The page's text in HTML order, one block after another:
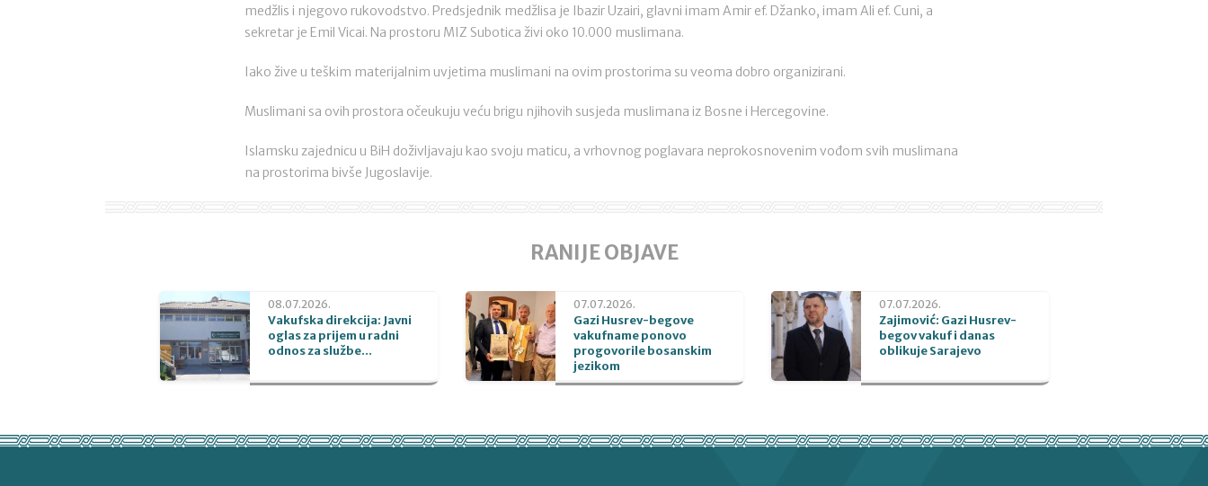
medžlis i njegovo rukovodstvo. Predsjednik medžlisa je Ibazir Uzairi, glavni imam Amir ef. Džanko, imam Ali ef. Cuni, a
sekretar je Emil Vicai. Na prostoru MIZ Subotica živi oko 10.000 muslimana.
Iako žive u teškim materijalnim uvjetima muslimani na ovim prostorima su veoma dobro organizirani.
Muslimani sa ovih prostora očeukuju veću brigu njihovih susjeda muslimana iz Bosne i Hercegovine.
Islamsku zajednicu u BiH doživljavaju kao svoju maticu, a vrhovnog poglavara neprokosnovenim vođom svih muslimana
na prostorima bivše Jugoslavije.
RANIJE OBJAVE
08.07.2026.
Vakufska direkcija: Javni
oglas za prijem u radni
odnos za službe...
07.07.2026.
Gazi Husrev-begove
vakufname ponovo
progovorile bosanskim
jezikom
07.07.2026.
Zajimović: Gazi Husrev-
begov vakuf i danas
oblikuje Sarajevo